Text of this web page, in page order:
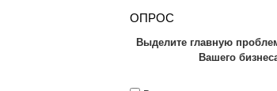
ОПРОС
Выделите главную
Вашего